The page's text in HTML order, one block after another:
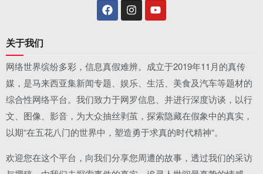
关于我们
网络世界缤纷多彩，信息真假难辨。成立于2019年11月的真传
媒，是马来西亚集新闻专题、娱乐、生活、美食及汽车等题材的
综合性网络平台。我们致力于网罗信息、并进行深度访谈，以行
文、图像、影音，为大众抽丝剥茧，探索隐藏在假象中的真实，
以期“在五花八门的世界中，塑造勇于求真的时代精神“。
欢迎您在这个平台，向我们分享您周遭的故事，透过我们的采访